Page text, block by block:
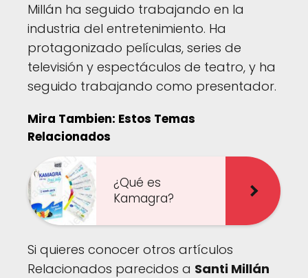
Millán ha seguido trabajando en la
industria del entretenimiento. Ha
protagonizado películas, series de
televisión y espectáculos de teatro, y ha
seguido trabajando como presentador.
Mira Tambien: Estos Temas
Relacionados
¿Qué es
Kamagra?
Si quieres conocer otros artículos
Relacionados parecidos a Santi Millán